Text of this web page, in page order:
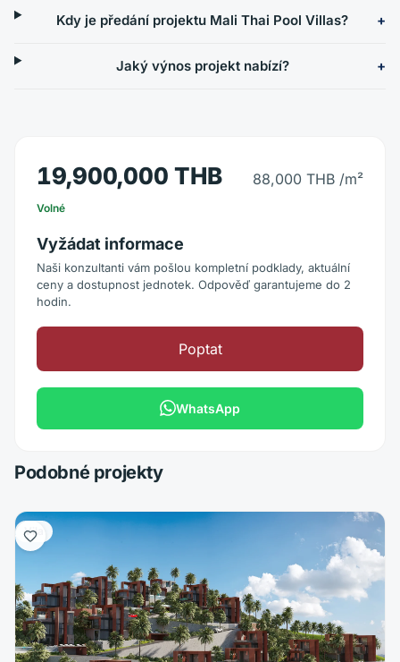
Kdy je předání projektu Mali Thai Pool Villas?
Jaký výnos projekt nabízí?
19,900,000 THB 88,000 THB /m²
Volné
Vyžádat informace
Naši konzultanti vám pošlou kompletní podklady, aktuální
ceny a dostupnost jednotek. Odpověď garantujeme do 2
hodin.
Poptat
WhatsApp
Podobné projekty
Vila